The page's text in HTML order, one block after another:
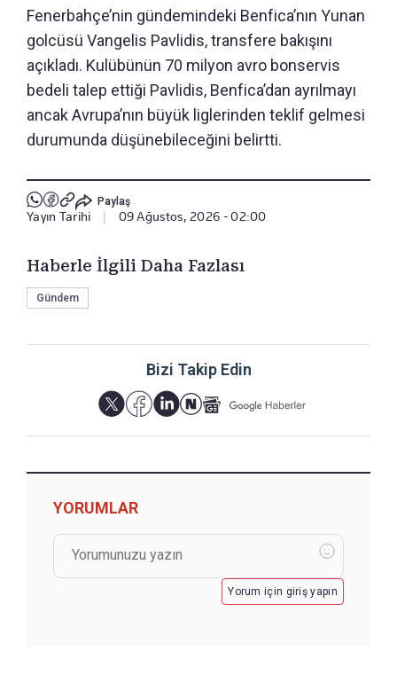
Fenerbahçe’nin gündemindeki Benfica’nın Yunan
golcüsü Vangelis Pavlidis, transfere bakışını
açıkladı. Kulübünün 70 milyon avro bonservis
bedeli talep ettiği Pavlidis, Benfica’dan ayrılmayı
ancak Avrupa’nın büyük liglerinden teklif gelmesi
durumunda düşünebileceğini belirtti.
Paylaş
Yayın Tarihi 09 Ağustos, 2026 - 02:00
Haberle İlgili Daha Fazlası
Gündem
Bizi Takip Edin
YORUMLAR
Yorum için giriş yapın